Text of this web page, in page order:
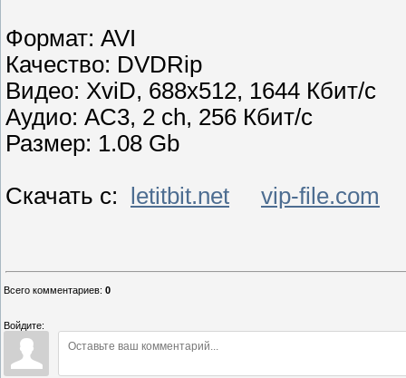
Формат: AVI
Качество: DVDRip
Видео: XviD, 688x512, 1644 Кбит/с
Аудио: AC3, 2 ch, 256 Кбит/с
Размер: 1.08 Gb
Скачать с: letitbit.net vip-file.com
Всего комментариев: 0
Войдите: